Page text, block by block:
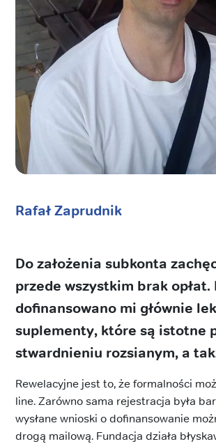
Rafał Zaprudnik
Do założenia subkonta
przede wszystkim brak opłat.
dofinansowano mi głównie
suplementy, które są istotne
stwardnieniu rozsianym, a
Rewelacyjne jest to, że formalności
line. Zarówno sama rejestracja była
wysłane wnioski o dofinansowanie
drogą mailową. Fundacja działa